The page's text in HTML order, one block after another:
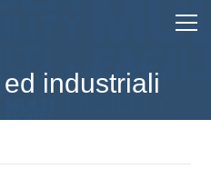
industriali